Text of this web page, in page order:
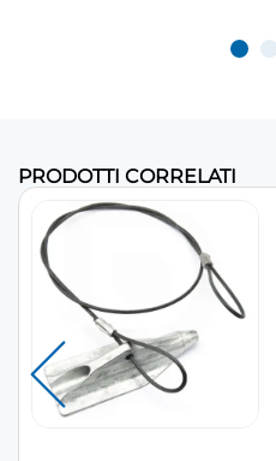
PRODOTTI CORRELATI